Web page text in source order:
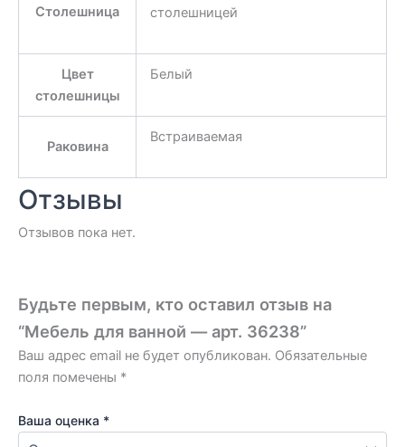
Столешница
столешницей
Цвет
столешницы
Белый
Раковина
Встраиваемая
Отзывы
Отзывов пока нет.
Будьте первым, кто оставил отзыв на
“Мебель для ванной — арт. 36238”
Ваш адрес email не будет опубликован. Обязательные
поля помечены *
Ваша оценка *